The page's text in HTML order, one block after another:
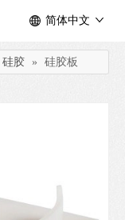
简体中文
硅胶 » 硅胶板